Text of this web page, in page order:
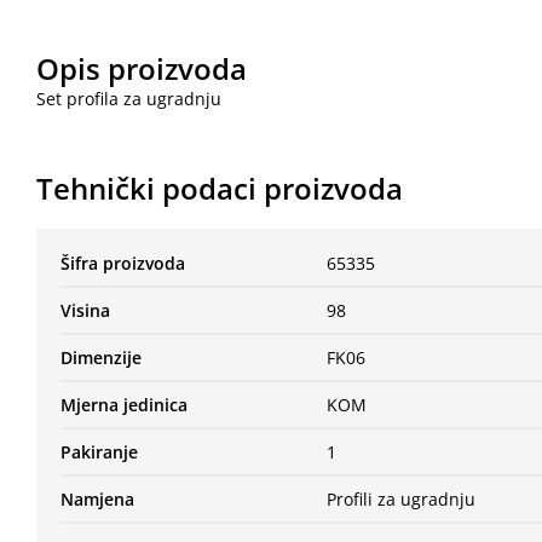
Opis proizvoda
Set profila za ugradnju
Tehnički podaci proizvoda
Šifra proizvoda 65335
Visina 98
Dimenzije FK06
Mjerna jedinica KOM
Pakiranje 1
Namjena Profili za ugradnju